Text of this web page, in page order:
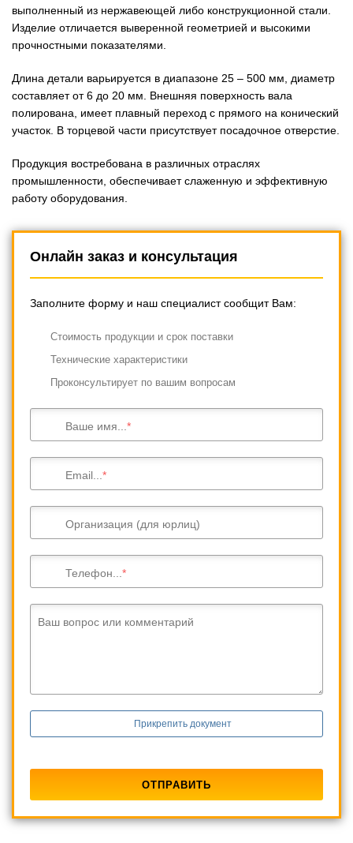
выполненный из нержавеющей либо конструкционной стали.
Изделие отличается выверенной геометрией и высокими
прочностными показателями.
Длина детали варьируется в диапазоне 25 – 500 мм, диаметр
составляет от 6 до 20 мм. Внешняя поверхность вала
полирована, имеет плавный переход с прямого на конический
участок. В торцевой части присутствует посадочное отверстие.
Продукция востребована в различных отраслях
промышленности, обеспечивает слаженную и эффективную
работу оборудования.
Онлайн заказ и консультация
Заполните форму и наш специалист сообщит Вам:
Cтоимость продукции и срок поставки
Технические характеристики
Проконсультирует по вашим вопросам
Ваше имя...
Email...
Организация (для юрлиц)
Телефон...
Ваш вопрос или комментарий
Прикрепить документ